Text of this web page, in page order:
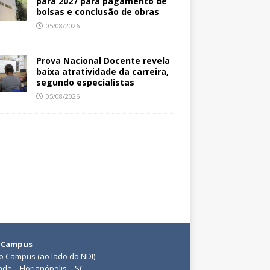
bolsas e conclusão de obras
05/08/2026
Prova Nacional Docente revela
baixa atratividade da carreira,
segundo especialistas
05/08/2026
Campus (ao lado do NDI)